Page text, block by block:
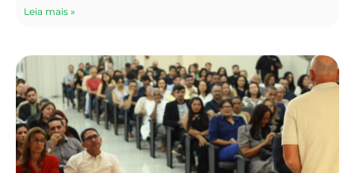
Leia mais »